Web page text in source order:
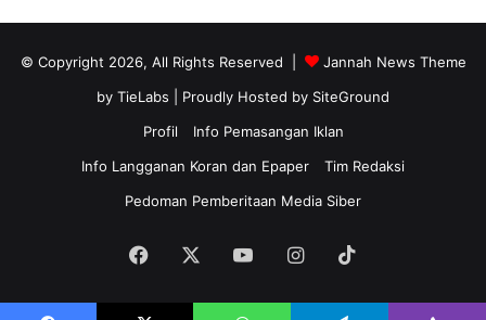
© Copyright 2026, All Rights Reserved |
Jannah News Theme
by TieLabs | Proudly Hosted by SiteGround
Profil
Info Pemasangan Iklan
Info Langganan Koran dan Epaper
Tim Redaksi
Pedoman Pemberitaan Media Siber
Facebook YouTubeInstagram